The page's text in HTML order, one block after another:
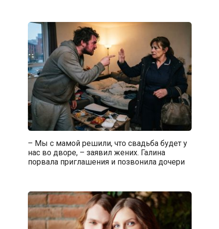
– Мы с мамой решили, что свадьба будет у
нас во дворе, – заявил жених. Галина
порвала приглашения и позвонила дочери